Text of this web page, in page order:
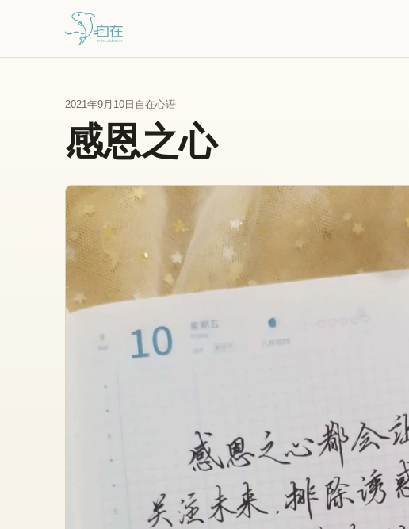
跳到主要内容
2021年9月10日 自在心语
感恩之心